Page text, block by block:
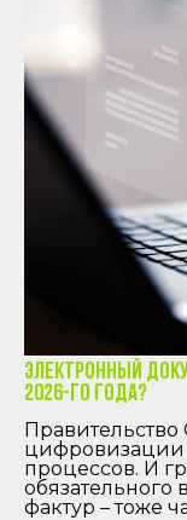
Электронный
2026-го года?
цифровизации
процессов. И
обязательного
фактур – тоже